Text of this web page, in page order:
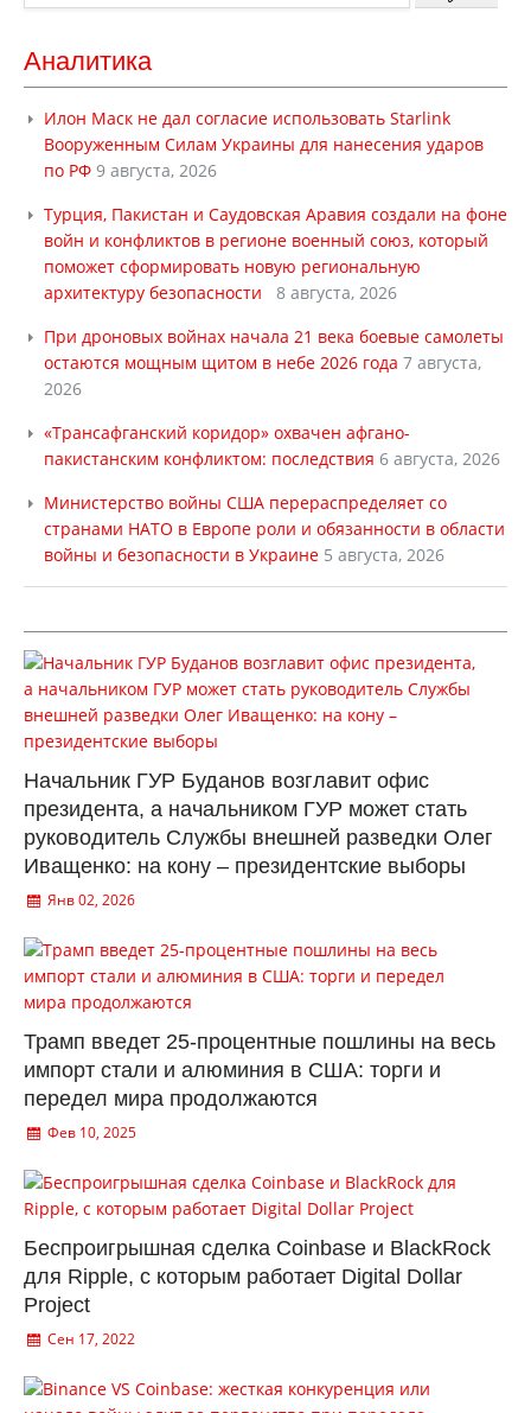
Аналитика
Илон Маск не дал согласие использовать Starlink
Вооруженным Силам Украины для нанесения ударов
по РФ 9 августа, 2026
Турция, Пакистан и Саудовская Аравия создали на фоне
войн и конфликтов в регионе военный союз, который
поможет сформировать новую региональную
архитектуру безопасности
8 августа, 2026
При дроновых войнах начала 21 века боевые самолеты
остаются мощным щитом в небе 2026 года 7 августа,
2026
«Трансафганский коридор» охвачен афгано-
пакистанским конфликтом: последствия 6 августа, 2026
Министерство войны США перераспределяет со
странами НАТО в Европе роли и обязанности в области
войны и безопасности в Украине 5 августа, 2026
Начальник ГУР Буданов возглавит офис
президента, а начальником ГУР может стать
руководитель Службы внешней разведки Олег
Иващенко: на кону – президентские выборы
Янв 02, 2026
Трамп введет 25-процентные пошлины на весь
импорт стали и алюминия в США: торги и
передел мира продолжаются
Фев 10, 2025
Беспроигрышная сделка Coinbase и BlackRock
для Ripple, с которым работает Digital Dollar
Project
Сен 17, 2022